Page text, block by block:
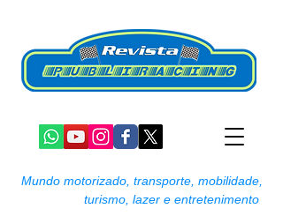
Mundo motorizado, transporte, mobilidade,
turismo, lazer e entretenimento